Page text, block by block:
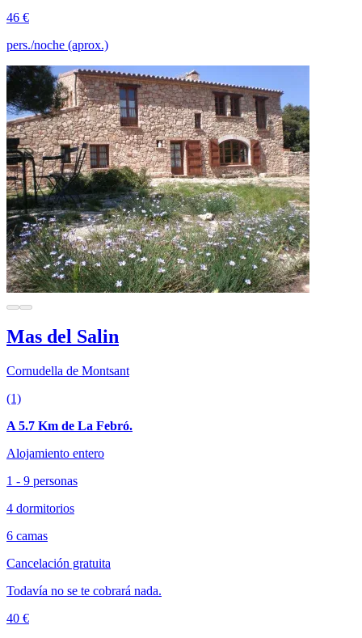
46 €
pers./noche (aprox.)
Mas del Salin
Cornudella de Montsant
(1)
A 5.7 Km de La Febró.
Alojamiento entero
1 - 9 personas
4 dormitorios
6 camas
Cancelación gratuita
Todavía no se te cobrará nada.
40 €